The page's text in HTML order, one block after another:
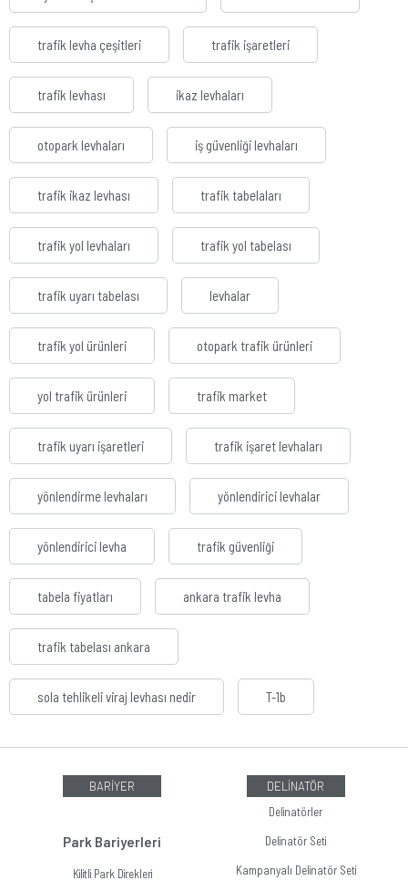
trafik levha çeşitleri trafik işaretleri
trafik levhası ikaz levhaları
otopark levhaları iş güvenliği levhaları
trafik ikaz levhası trafik tabelaları
trafik yol levhaları trafik yol tabelası
trafik uyarı tabelası levhalar
trafik yol ürünleri otopark trafik ürünleri
yol trafik ürünleri trafik market
trafik uyarı işaretleri trafik işaret levhaları
yönlendirme levhaları yönlendirici levhalar
yönlendirici levha trafik güvenliği
tabela fiyatları ankara trafik levha
trafik tabelası ankara
sola tehlikeli viraj levhası nedir T-1b
BARİYER
Park Bariyerleri
Kilitli Park Direkleri
DELİNATÖR
Delinatörler
Delinatör Seti
Kampanyalı Delinatör Seti